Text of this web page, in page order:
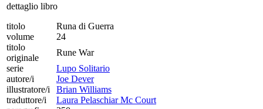
dettaglio libro
titolo
Runa di Guerra
volume
24
titolo
originale
Rune War
serie
Lupo Solitario
autore/i
Joe Dever
illustratore/i
Brian Williams
traduttore/i
Laura Pelaschiar Mc Court